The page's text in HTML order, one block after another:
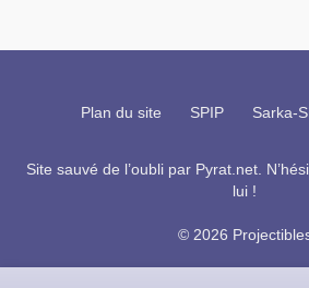
Plan du site SPIP Sarka-
Site sauvé de l’oubli par Pyrat.net .
lui !
© 2026